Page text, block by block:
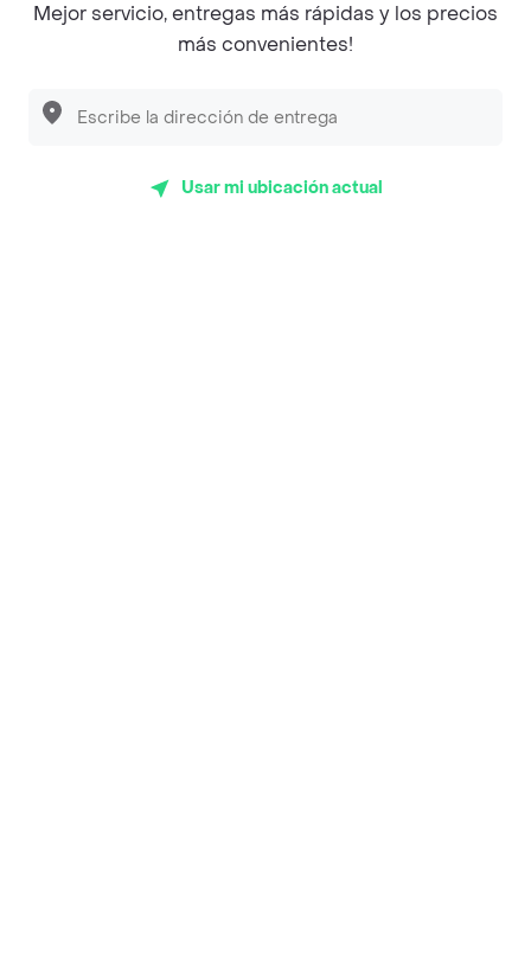
Del total de Restaurantes, Presto - Turbo es uno de los
más importantes en Medellín con 4.5 de rating sobre un
Mejor servicio, entregas más rápidas y los precios
más convenientes!
Usar mi ubicación actual